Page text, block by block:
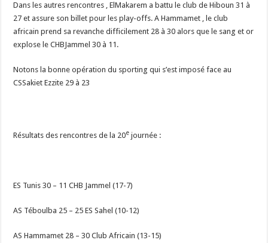
Dans les autres rencontres , ElMakarem a battu le club de Hiboun 31 à
27 et assure son billet pour les play-offs. A Hammamet , le club
africain prend sa revanche difficilement 28 à 30 alors que le sang et or
explose le CHBJammel 30 à 11.
Notons la bonne opération du sporting qui s’est imposé face au
CSSakiet Ezzite 29 à 23
Résultats des rencontres de la 20e journée :
ES Tunis 30 – 11 CHB Jammel (17-7)
AS Téboulba 25 – 25 ES Sahel (10-12)
AS Hammamet 28 – 30 Club Africain (13-15)